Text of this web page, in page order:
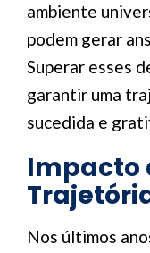
ambiente
podem gerar
Superar esses
garantir uma
sucedida e
Impacto
Nos últimos